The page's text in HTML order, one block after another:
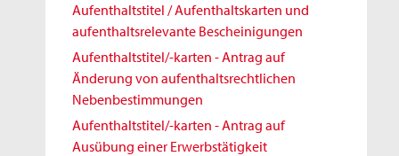
Aufenthaltstitel / Aufenthaltskarten und
aufenthaltsrelevante Bescheinigungen
Aufenthaltstitel/-karten - Antrag auf
Änderung von aufenthaltsrechtlichen
Nebenbestimmungen
Aufenthaltstitel/-karten - Antrag auf
Ausübung einer Erwerbstätigkeit